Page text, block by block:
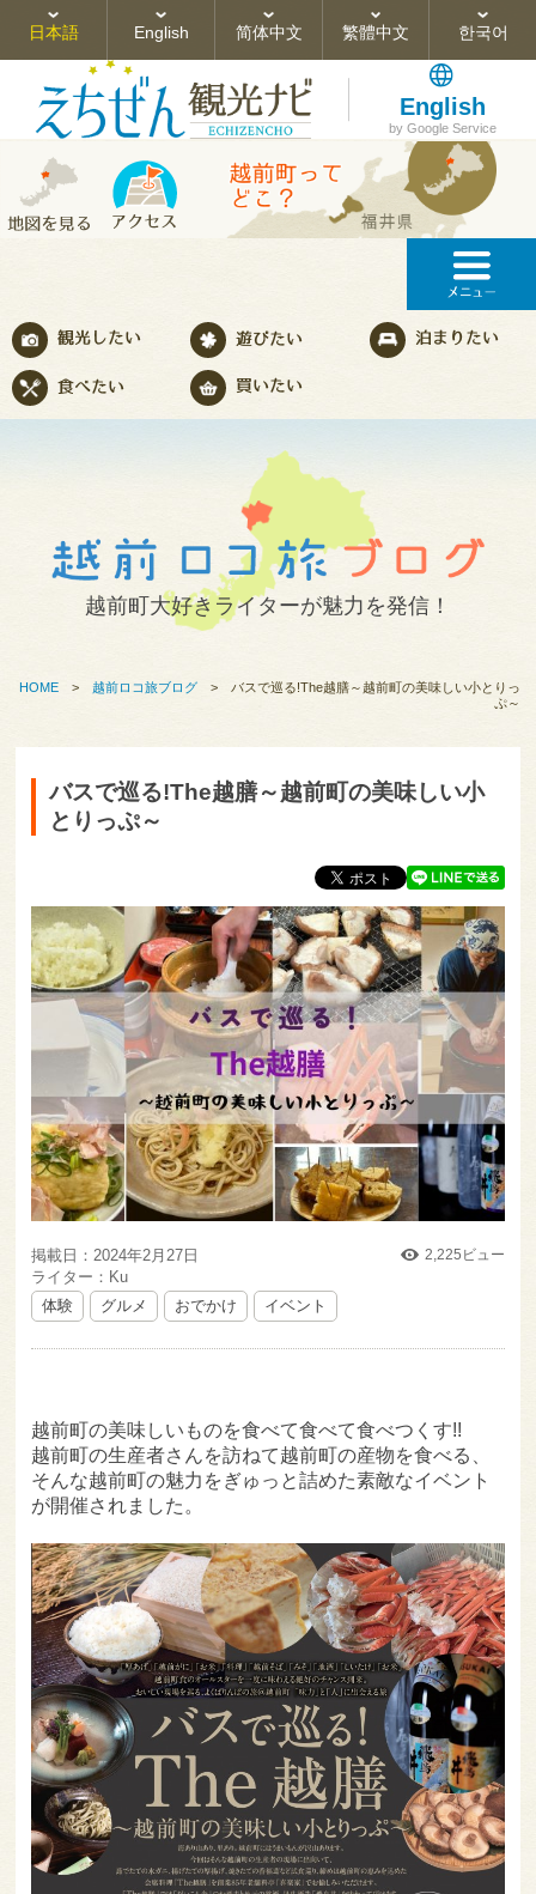
日本語 English 简体中文 繁體中文 한국어
English
by Google Service
越前町大好きライターが魅力を発信！
HOME> 越前ロコ旅ブログ> バスで巡る!The越膳～越前町の美味しい小とりっ
ぷ～
バスで巡る!The越膳～越前町の美味しい小
とりっぷ～
掲載日：2024年2月27日 2,225ビュー
ライター：Ku
体験
グルメ おでかけ イベント
越前町の美味しいものを食べて食べて食べつくす!!
越前町の生産者さんを訪ねて越前町の産物を食べる、
そんな越前町の魅力をぎゅっと詰めた素敵なイベント
が開催されました。